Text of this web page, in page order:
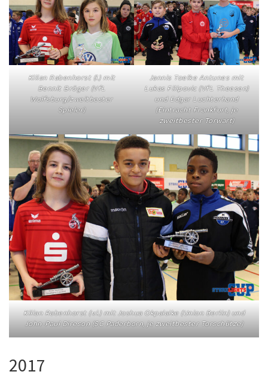
Kilian Rabenhorst (l.) mit
Bennit Bröger (VfL
Wolfsburg/zweitbester
Spieler)
Jannis Toelke Antunes mit
Lukas Filipovic (VfL Theesen)
und Edgar Luchterhand
(Eintracht Frankfurt, je
zweitbester Torwart)
Kilian Rabenhorst (v.l.) mit Joshua Okpalaike (Union Berlin) und
John-Paul Direson (SC Paderborn, je zweitbester Torschütze)
2017